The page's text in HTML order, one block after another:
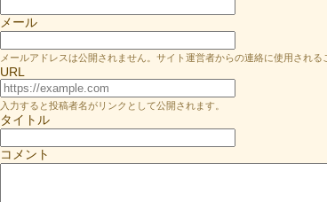
メール
メールアドレスは公開されません。サイト運営者からの連絡に使用される
URL
入力すると投稿者名がリンクとして公開されます。
タイトル
コメント